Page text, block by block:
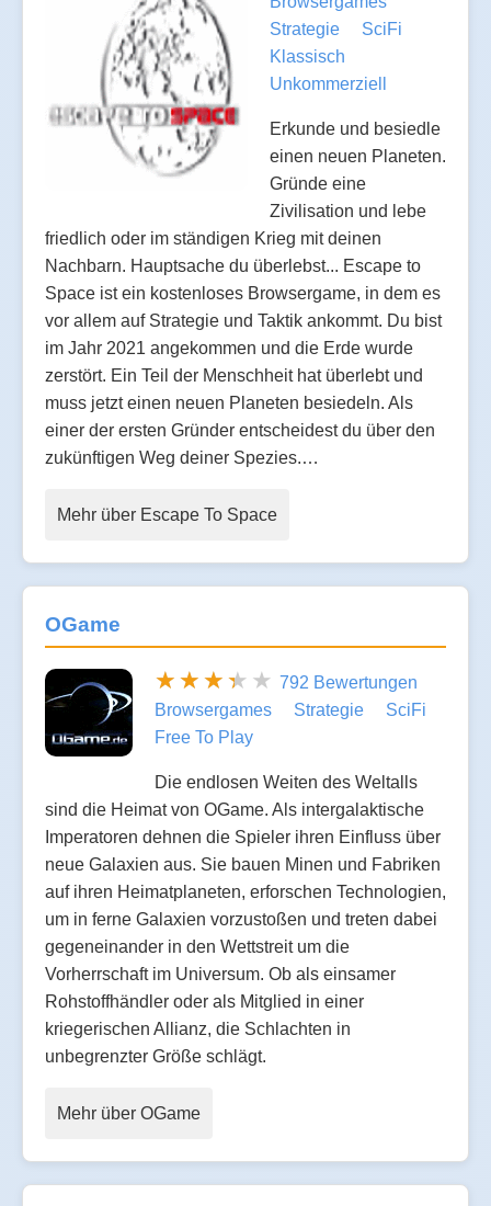
Strategie
SciFi
Klassisch
Unkommerziell
Erkunde und besiedle
einen neuen Planeten.
Gründe eine
Zivilisation und lebe
friedlich oder im ständigen Krieg mit deinen
Nachbarn. Hauptsache du überlebst... Escape to
Space ist ein kostenloses Browsergame, in dem es
vor allem auf Strategie und Taktik ankommt. Du bist
im Jahr 2021 angekommen und die Erde wurde
zerstört. Ein Teil der Menschheit hat überlebt und
muss jetzt einen neuen Planeten besiedeln. Als
einer der ersten Gründer entscheidest du über den
zukünftigen Weg deiner Spezies.…
Mehr über Escape To Space
OGame
792 Bewertungen
Browsergames
Strategie
SciFi
Free To Play
Die endlosen Weiten des Weltalls
sind die Heimat von OGame. Als intergalaktische
Imperatoren dehnen die Spieler ihren Einfluss über
neue Galaxien aus. Sie bauen Minen und Fabriken
auf ihren Heimatplaneten, erforschen Technologien,
um in ferne Galaxien vorzustoßen und treten dabei
gegeneinander in den Wettstreit um die
Vorherrschaft im Universum. Ob als einsamer
Rohstoffhändler oder als Mitglied in einer
kriegerischen Allianz, die Schlachten in
unbegrenzter Größe schlägt.
Mehr über OGame